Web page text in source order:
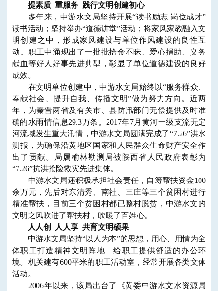
提素质 重服务 践行文明创建初心
多年来，中游水文局坚持开展“读书励志 岗位成才”
读书活动；坚持举办“道德讲堂”活动；将家风家教融入文
明创建之中，形成家风建设与单位作风建设的良性互
动。职工中涌现出了一批批拾金不昧、爱心捐助、义务
献血等好人好事先进典型，彰显了单位道德建设的良好
成效。
在文明单位创建中，中游水文局始终以“服务群众、
奉献社会、提升自我、传播文明”做为努力方向。近两
年，为秦晋两省及有关市、县防汛部门无偿提供及时准
确的水雨情信息29.3万条。2017年7月黄河一级支流无定
河流域发生重大汛情，中游水文局圆满完成了“7.26”洪水
测报，为确保沿黄地区国家和人民群众生命财产安全作
出了贡献。局属榆林勘测局被陕西省人民政府表彰为
“7.26”抗洪抢险救灾先进集体。
中游水文局还积极承担社会责任，自筹帮扶资金100
余万元，先后对东清秀、南社、三庄等三个贫困村进行
精准帮扶，目前三个贫困村都已整村脱贫，中游水文的
文明之风吹进了帮扶村，吹暖了百姓心。
人人创 人人享 共育文明硕果
中游水文局坚持“以人为本”的思想，用心、用情为全
体职工打造精神文明阵地，给职工提供舒适的办公环
境。机关建有600平米的职工活动室，经常开展各类文体
活动。
2006年以来，该局出台了《黄委中游水文水资源局